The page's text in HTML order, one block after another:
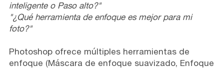
inteligente o Paso alto?"
"¿Qué herramienta de enfoque es mejor para mi
foto?"
Photoshop ofrece múltiples herramientas de
enfoque (Máscara de enfoque suavizado, Enfoque